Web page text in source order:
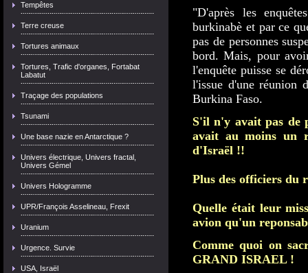
Tempêtes
Terre creuse
Tortures animaux
Tortures, Trafic d'organes, Fortabat
Labatut
Traçage des populations
Tsunami
Une base nazie en Antarctique ?
Univers électrique, Univers fractal,
Univers Gémel
Univers Hologramme
UPR/François Asselineau, Frexit
Uranium
Urgence. Survie
USA, Israël
"D'après les
burkinabè et par ce
pas de personnes
bord. Mais, pour
l'enquête puisse se
l'issue d'une réunion
Burkina Faso.
S'il n'y avait pas de
avait au moins un
d'Israël !!
Plus des officiers du
Quelle était leur
avion qu'un
Comme quoi on
GRAND ISRAEL !